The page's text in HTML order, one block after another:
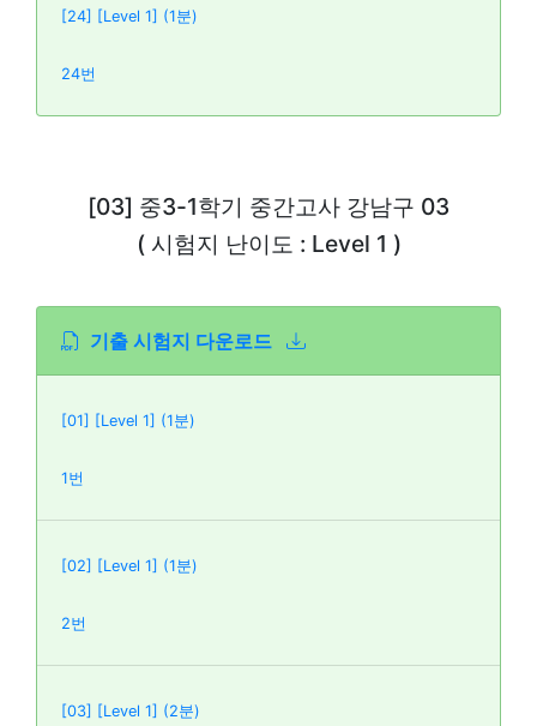
[24] [Level 1] (1분)
24번
[03] 중3-1학기 중간고사 강남구 03
( 시험지 난이도 : Level 1 )
기출 시험지 다운로드
[01] [Level 1] (1분)
1번
[02] [Level 1] (1분)
2번
[03] [Level 1] (2분)